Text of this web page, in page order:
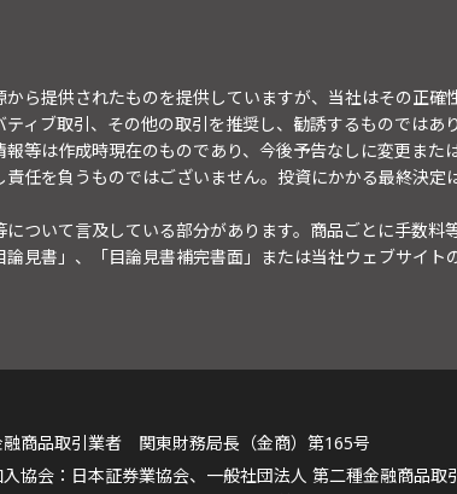
ら提供されたものを提供していますが、当社はその正
ィブ取引、その他の取引を推奨し、勧誘するものではあ
等は作成時現在のものであり、今後予告なしに変更また
任を負うものではございません。投資にかかる最終決
ついて言及している部分があります。商品ごとに手数料
見書」、「目論見書補完書面」または当社ウェブサイト
融商品取引業者 関東財務局長（金商）第165号
日本証券業協会、一般社団法人 第二種金融商品取